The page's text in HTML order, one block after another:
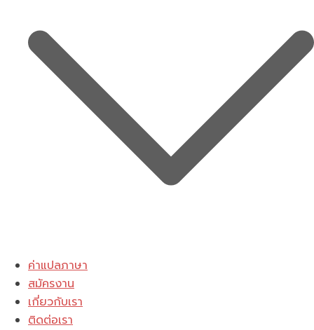
ค่าแปลภาษา
สมัครงาน
เกี่ยวกับเรา
ติดต่อเรา